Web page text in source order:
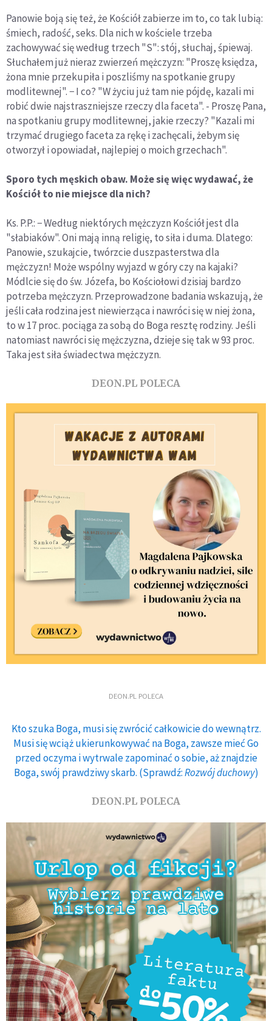
Panowie boją się też, że Kościół zabierze im to, co tak lubią:
śmiech, radość, seks. Dla nich w kościele trzeba
zachowywać się według trzech "S": stój, słuchaj, śpiewaj.
Słuchałem już nieraz zwierzeń mężczyzn: "Proszę księdza,
żona mnie przekupiła i poszliśmy na spotkanie grupy
modlitewnej". − I co? "W życiu już tam nie pójdę, kazali mi
robić dwie najstraszniejsze rzeczy dla faceta". - Proszę Pana,
na spotkaniu grupy modlitewnej, jakie rzeczy? "Kazali mi
trzymać drugiego faceta za rękę i zachęcali, żebym się
otworzył i opowiadał, najlepiej o moich grzechach".
Sporo tych męskich obaw. Może się więc wydawać, że
Kościół to nie miejsce dla nich?
Ks. P.P.: − Według niektórych mężczyzn Kościół jest dla
"słabiaków". Oni mają inną religię, to siła i duma. Dlatego:
Panowie, szukajcie, twórzcie duszpasterstwa dla
mężczyzn! Może wspólny wyjazd w góry czy na kajaki?
Módlcie się do św. Józefa, bo Kościołowi dzisiaj bardzo
potrzeba mężczyzn. Przeprowadzone badania wskazują, że
jeśli cała rodzina jest niewierząca i nawróci się w niej żona,
to w 17 proc. pociąga za sobą do Boga resztę rodziny. Jeśli
natomiast nawróci się mężczyzna, dzieje się tak w 93 proc.
Taka jest siła świadectwa mężczyzn.
DEON.PL POLECA
DEON.PL POLECA
Kto szuka Boga, musi się zwrócić całkowicie do wewnątrz.
Musi się wciąż ukierunkowywać na Boga, zawsze mieć Go
przed oczyma i wytrwale zapominać o sobie, aż znajdzie
Boga, swój prawdziwy skarb. (Sprawdź:Rozwój duchowy)
DEON.PL POLECA